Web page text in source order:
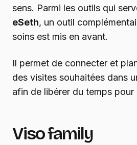
sens. Parmi les outils qui
eSeth, un outil
soins est mis en avant.
Il permet de connecter et
des visites souhaitées dans
afin de libérer du temps pour
Viso family